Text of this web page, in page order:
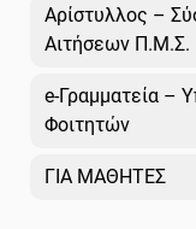
Αρίστυλλος –
Αιτήσεων Π.Μ.Σ.
e-Γραμματεία –
Φοιτητών
ΓΙΑ ΜΑΘΗΤΕΣ